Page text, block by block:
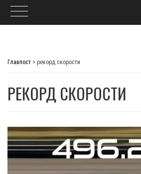
Главпост > рекорд скорости
РЕКОРД СКОРОСТИ